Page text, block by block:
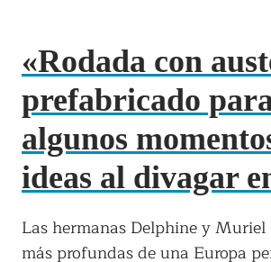
«Rodada con
prefabricado
algunos
ideas al divagar
Las hermanas Delphine y
más profundas de una Europa